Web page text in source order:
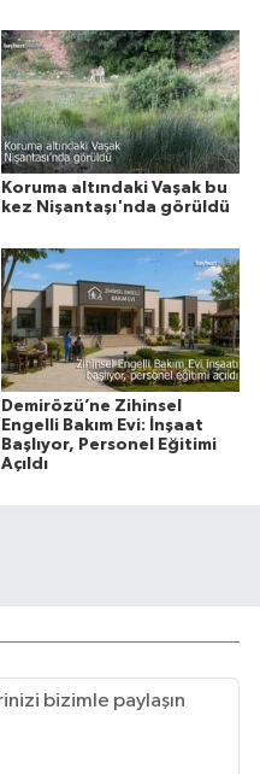
Koruma altındaki Vaşak bu
kez Nişantaşı'nda görüldü
Demirözü’ne Zihinsel
Engelli Bakım Evi: İnşaat
Başlıyor, Personel Eğitimi
Açıldı